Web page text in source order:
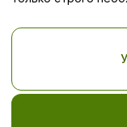
Авторские права ©
Политики в
Не передавайте